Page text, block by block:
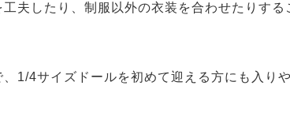
夫したり、制服以外の衣装を合わせたりす
1/4サイズドールを初めて迎える方にも入り